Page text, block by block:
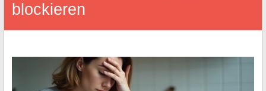
blockieren